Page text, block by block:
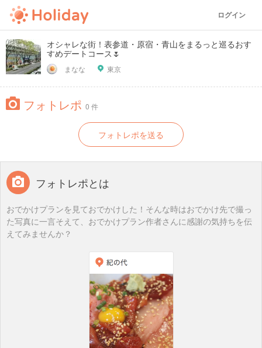
ログイン
オシャレな街！表参道・原宿・青山をまるっと巡るおす
すめデートコース🌷
まなな 東京
フォトレポ 0 件
フォトレポを送る
フォトレポとは
おでかけプランを見ておでかけした！そんな時はおでかけ先で撮っ
た写真に一言そえて、おでかけプラン作者さんに感謝の気持ちを伝
えてみませんか？